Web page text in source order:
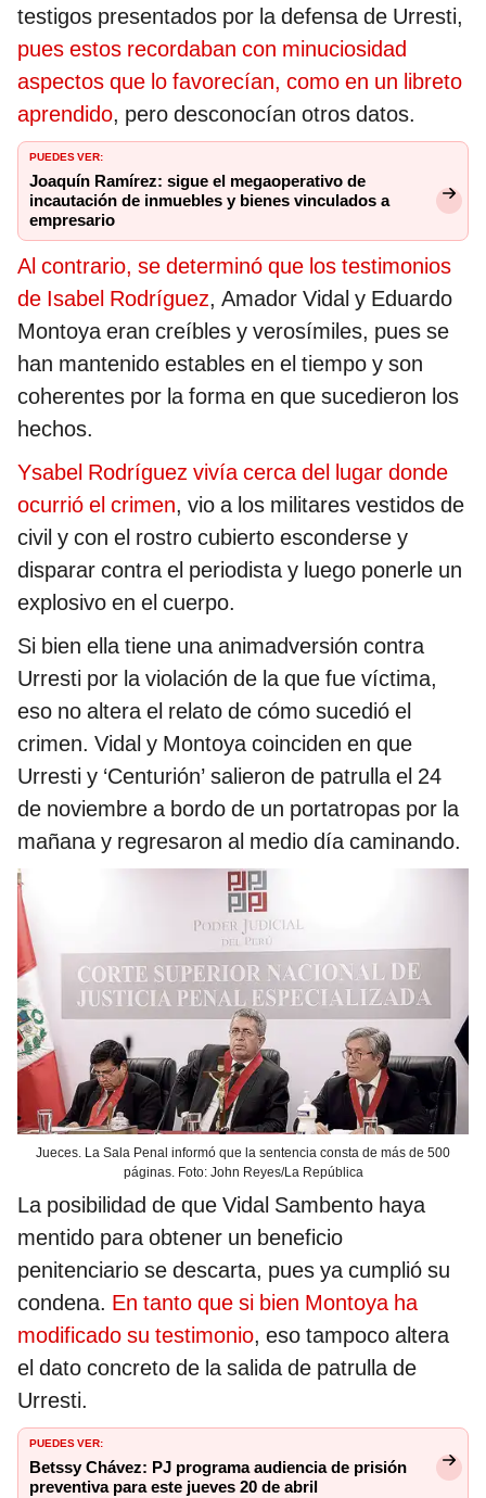
testigos presentados por la defensa de Urresti,
pues estos recordaban con minuciosidad
aspectos que lo favorecían, como en un libreto
aprendido, pero desconocían otros datos.
PUEDES VER:
Joaquín Ramírez: sigue el megaoperativo de
incautación de inmuebles y bienes vinculados a
empresario
Al contrario, se determinó que los testimonios
de Isabel Rodríguez, Amador Vidal y Eduardo
Montoya eran creíbles y verosímiles, pues se
han mantenido estables en el tiempo y son
coherentes por la forma en que sucedieron los
hechos.
Ysabel Rodríguez vivía cerca del lugar donde
ocurrió el crimen, vio a los militares vestidos de
civil y con el rostro cubierto esconderse y
disparar contra el periodista y luego ponerle un
explosivo en el cuerpo.
Si bien ella tiene una animadversión contra
Urresti por la violación de la que fue víctima,
eso no altera el relato de cómo sucedió el
crimen. Vidal y Montoya coinciden en que
Urresti y ‘Centurión’ salieron de patrulla el 24
de noviembre a bordo de un portatropas por la
mañana y regresaron al medio día caminando.
Jueces. La Sala Penal informó que la sentencia consta de más de 500
páginas. Foto: John Reyes/La República
La posibilidad de que Vidal Sambento haya
mentido para obtener un beneficio
penitenciario se descarta, pues ya cumplió su
condena. En tanto que si bien Montoya ha
modificado su testimonio, eso tampoco altera
el dato concreto de la salida de patrulla de
Urresti.
PUEDES VER:
Betssy Chávez: PJ programa audiencia de prisión
preventiva para este jueves 20 de abril